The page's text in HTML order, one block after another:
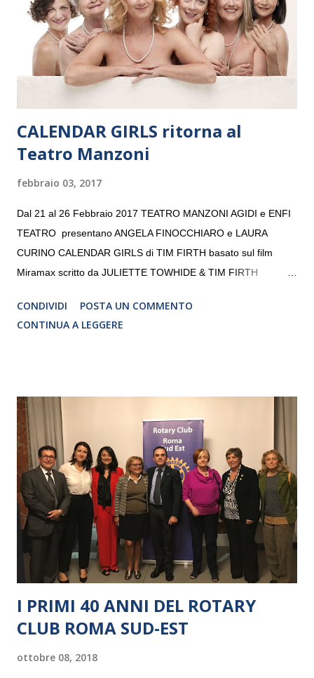
giovani artisti della Baltic Sea Youth Philharmonic per la quarta
volta. L’orchestra, fondata nel 2008 da Kristjan Järvi (affiancato
da un prestigioso consiglio di consulent...
CALENDAR GIRLS ritorna al
Teatro Manzoni
febbraio 03, 2017
Dal 21 al 26 Febbraio 2017 TEATRO MANZONI AGIDI e ENFI
TEATRO presentano ANGELA FINOCCHIARO e LAURA
CURINO CALENDAR GIRLS di TIM FIRTH basato sul film
Miramax scritto da JULIETTE TOWHIDE & TIM FIRTH
CRISTINA PEZZOLI
CONDIVIDI
POSTA UN COMMENTO
CONTINUA A LEGGERE
I PRIMI 40 ANNI DEL ROTARY
CLUB ROMA SUD-EST
ottobre 08, 2018